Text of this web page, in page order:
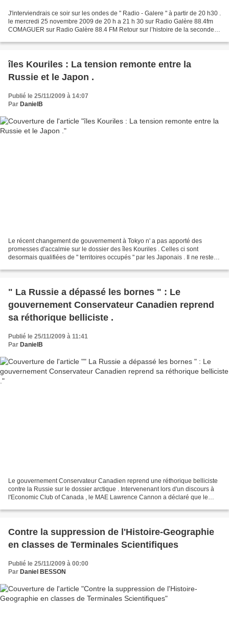
J'interviendrais ce soir sur les ondes de " Radio - Galere " à partir de 20 h30 .
le mercredi 25 novembre 2009 de 20 h a 21 h 30 sur Radio Galère 88.4fm
COMAGUER sur Radio Galère 88.4 FM Retour sur l’histoire de la seconde
îles Kouriles : La tension remonte entre la
Russie et le Japon .
Publié le 25/11/2009 à 14:07
Par DanielB
Le récent changement de gouvernement à Tokyo n' a pas apporté des
promesses d'accalmie sur le dossier des îles Kouriles . Celles ci sont
desormais qualifiées de " territoires occupés " par les Japonais . Il ne reste
" La Russie a dépassé les bornes " : Le
gouvernement Conservateur Canadien reprend
sa réthorique belliciste .
Publié le 25/11/2009 à 11:41
Par DanielB
Le gouvernement Conservateur Canadien reprend une réthorique belliciste
contre la Russie sur le dossier arctique . Intervenenant lors d'un discours à
l'Economic Club of Canada , le MAE Lawrence Cannon a déclaré que le
Contre la suppression de l'Histoire-Geographie
en classes de Terminales Scientifiques
Publié le 25/11/2009 à 00:00
Par Daniel BESSON